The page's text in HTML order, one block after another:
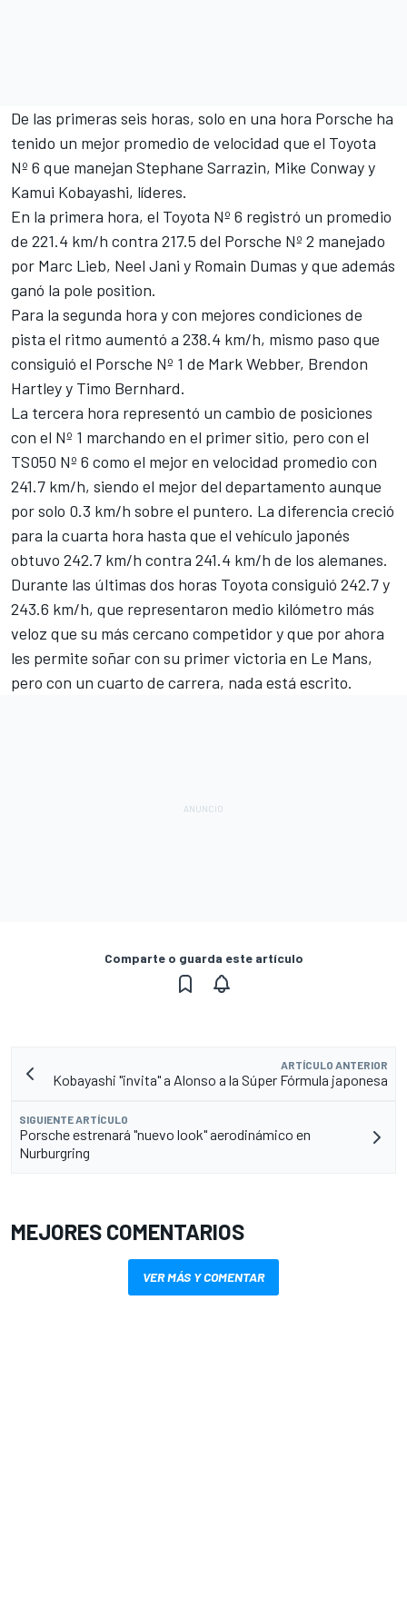
De las primeras seis horas, solo en una hora Porsche ha
tenido un mejor promedio de velocidad que el Toyota
Nº 6 que manejan Stephane Sarrazin, Mike Conway y
Kamui Kobayashi, líderes.
En la primera hora, el Toyota Nº 6 registró un promedio
de 221.4 km/h contra 217.5 del Porsche Nº 2 manejado
por Marc Lieb, Neel Jani y Romain Dumas y que además
ganó la pole position.
Para la segunda hora y con mejores condiciones de
pista el ritmo aumentó a 238.4 km/h, mismo paso que
consiguió el Porsche Nº 1 de Mark Webber, Brendon
Hartley y Timo Bernhard.
La tercera hora representó un cambio de posiciones
con el Nº 1 marchando en el primer sitio, pero con el
TS050 Nº 6 como el mejor en velocidad promedio con
241.7 km/h, siendo el mejor del departamento aunque
por solo 0.3 km/h sobre el puntero. La diferencia creció
para la cuarta hora hasta que el vehículo japonés
obtuvo 242.7 km/h contra 241.4 km/h de los alemanes.
Durante las últimas dos horas Toyota consiguió 242.7 y
243.6 km/h, que representaron medio kilómetro más
veloz que su más cercano competidor y que por ahora
les permite soñar con su primer victoria en Le Mans,
pero con un cuarto de carrera, nada está escrito.
Comparte o guarda este artículo
ARTÍCULO ANTERIOR
Kobayashi "invita" a Alonso a la Súper Fórmula japonesa
SIGUIENTE ARTÍCULO
Porsche estrenará "nuevo look" aerodinámico en
Nurburgring
MEJORES COMENTARIOS
VER MÁS Y COMENTAR